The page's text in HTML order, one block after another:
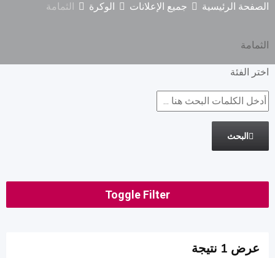
الصفحة الرئيسية جميع الإعلانات الوكرة الثمامة
الثمامة
اختر الفئة
البحث
Toggle Filter
عرض 1 نتيجة